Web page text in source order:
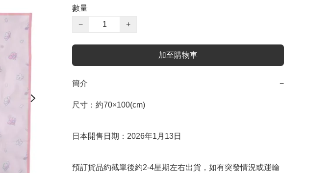
數量
−
+
加至購物車
簡介 −
尺寸：約70×100(cm)
日本開售日期：2026年1月13日
預訂貨品約截單後約2-4星期左右出貨，如有突發情況或運輸